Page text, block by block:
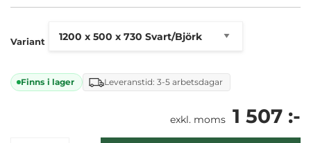
Variant
Finns i lager Leveranstid: 3-5 arbetsdagar
exkl. moms 1 507 :-